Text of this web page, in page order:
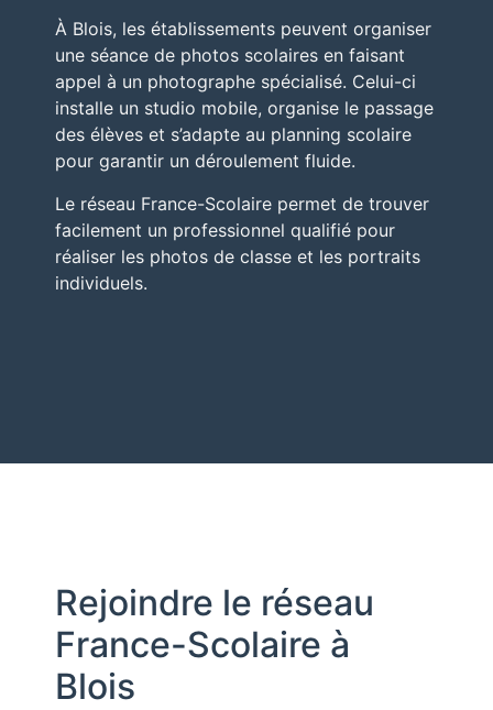
À Blois, les établissements peuvent organiser
une séance de photos scolaires en faisant
appel à un photographe spécialisé. Celui-ci
installe un studio mobile, organise le passage
des élèves et s’adapte au planning scolaire
pour garantir un déroulement fluide.
Le réseau France-Scolaire permet de trouver
facilement un professionnel qualifié pour
réaliser les photos de classe et les portraits
individuels.
Rejoindre le réseau
France-Scolaire à
Blois